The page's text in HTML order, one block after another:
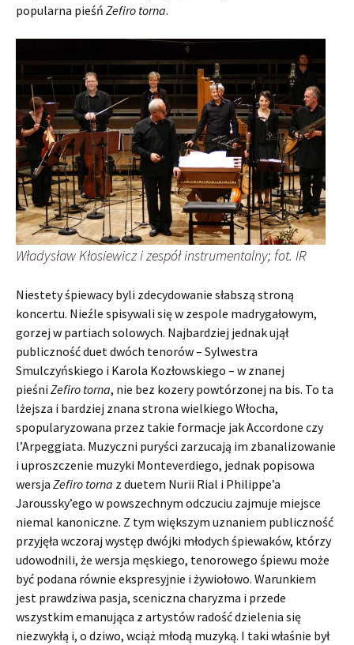
popularna pieśń Zefiro torna.
Władysław Kłosiewicz i zespół instrumentalny; fot. IR
Niestety śpiewacy byli zdecydowanie słabszą stroną
koncertu. Nieźle spisywali się w zespole madrygałowym,
gorzej w partiach solowych. Najbardziej jednak ujął
publiczność duet dwóch tenorów – Sylwestra
Smulczyńskiego i Karola Kozłowskiego – w znanej
pieśni Zefiro torna, nie bez kozery powtórzonej na bis. To ta
lżejsza i bardziej znana strona wielkiego Włocha,
spopularyzowana przez takie formacje jak Accordone czy
l’Arpeggiata. Muzyczni puryści zarzucają im zbanalizowanie
i uproszczenie muzyki Monteverdiego, jednak popisowa
wersja Zefiro torna z duetem Nurii Rial i Philippe’a
Jaroussky’ego w powszechnym odczuciu zajmuje miejsce
niemal kanoniczne. Z tym większym uznaniem publiczność
przyjęła wczoraj występ dwójki młodych śpiewaków, którzy
udowodnili, że wersja męskiego, tenorowego śpiewu może
być podana równie ekspresyjnie i żywiołowo. Warunkiem
jest prawdziwa pasja, sceniczna charyzma i przede
wszystkim emanująca z artystów radość dzielenia się
niezwykłą i, o dziwo, wciąż młodą muzyką. I taki właśnie był